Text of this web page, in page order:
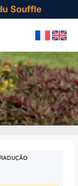
Souffle